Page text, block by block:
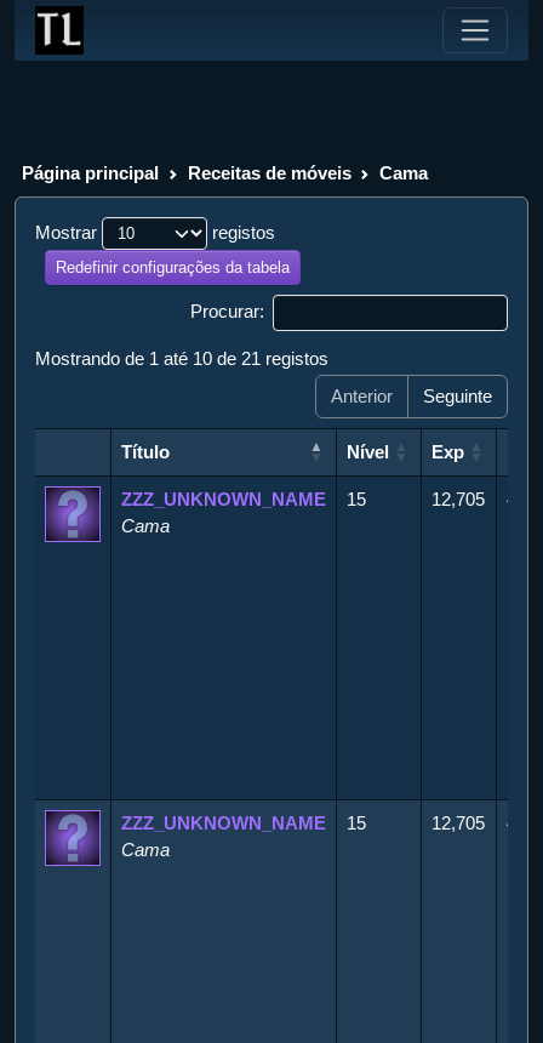
Página principal Receitas de móveis Cama
Mostrar registos
Redefinir configurações da tabela
Procurar:
Mostrando de 1 até 10 de 21 registos
Anterior
Seguinte
Título Nível Exp
Título
Nível Exp
ZZZ_UNKNOWN_NAME
Cama
15 12,705
ZZZ_UNKNOWN_NAME
Cama
15 12,705